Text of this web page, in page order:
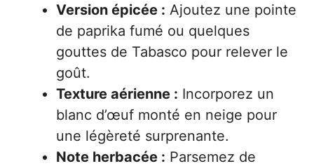
Version épicée : Ajoutez une pointe
de paprika fumé ou quelques
gouttes de Tabasco pour relever le
goût.
Texture aérienne : Incorporez un
blanc d’œuf monté en neige pour
une légèreté surprenante.
Note herbacée : Parsemez de